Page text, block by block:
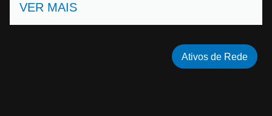
VER MAIS
Ativos de Rede